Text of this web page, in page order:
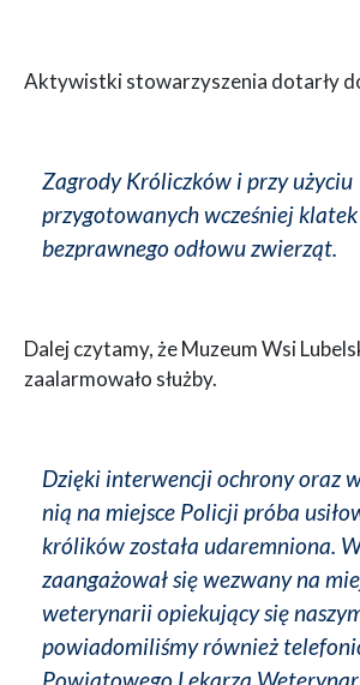
Aktywistki stowarzyszenia dotarły
Zagrody Króliczków i przy użyciu
przygotowanych wcześniej
bezprawnego odłowu zwierząt.
Dalej czytamy, że Muzeum Wsi
zaalarmowało służby.
Dzięki interwencji ochrony oraz
nią na miejsce Policji próba
królików została udaremniona.
zaangażował się wezwany na
weterynarii opiekujący się
powiadomiliśmy również